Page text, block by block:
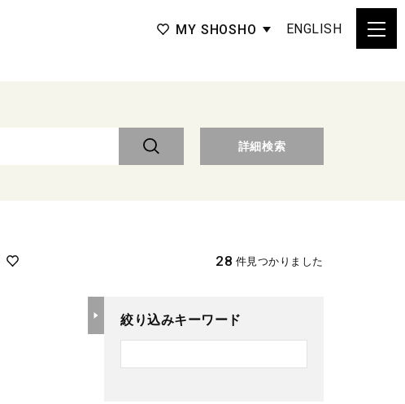
MY SHOSHO ENGLISH
詳細検索
28 件見つかりました
絞り込みキーワード